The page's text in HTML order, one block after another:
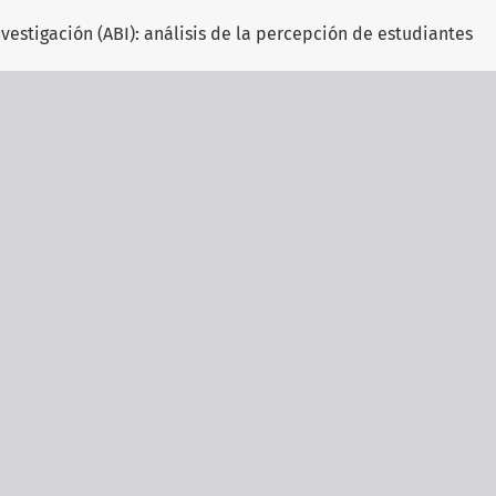
(ABI): análisis de la percepción de estudiantes